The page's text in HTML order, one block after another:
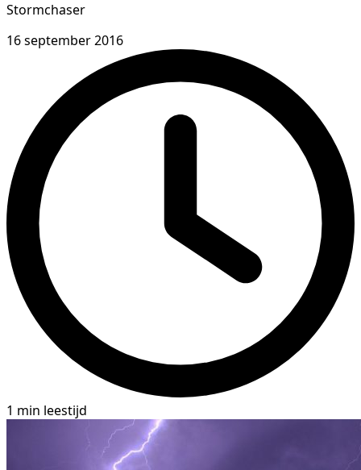
Stormchaser
16 september 2016
1 min leestijd